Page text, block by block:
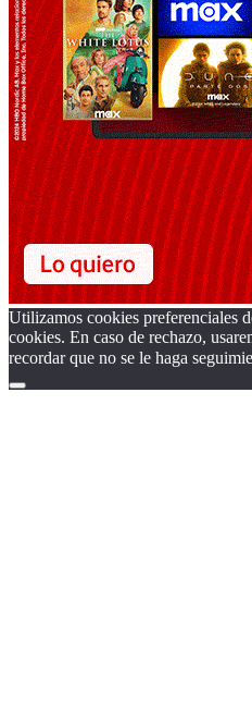
Utilizamos cookies preferenciales
cookies. En caso de rechazo,
recordar que no se le haga